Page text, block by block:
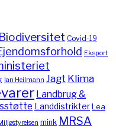
Biodiversitet Covid-19
Eksport
Ian Heilmann Jagt Klima
Landbrug &
LanddistrikterLea
mink MRSA